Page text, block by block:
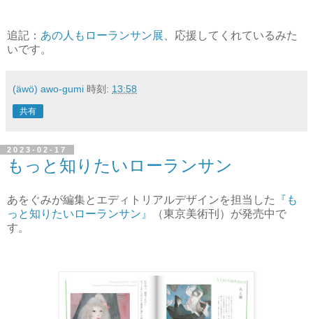
追記： あの人もローランサン展 、応援してくれているみた
いです。
(äwö) awo-gumi 時刻: 13:58
共有
2023-02-17
もっと知りたいローランサン
あをぐみが編集とエディトリアルデザインを担当した
『も
っと知りたいローランサン』
（東京美術刊）が発売中で
す。